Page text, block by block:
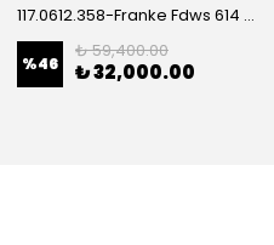
117.0612.358-Franke Fdws 614 D8P Dos E Yari Ankastre Bulaşık Makinası
%46
₺ 59,400.00
₺ 32,000.00